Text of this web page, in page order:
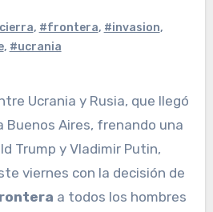
, #frontera, #invasion,
, #ucrania
Aires, frenando una
Trump y Vladimir Putin,
viernes con la decisión de
a todos los hombres